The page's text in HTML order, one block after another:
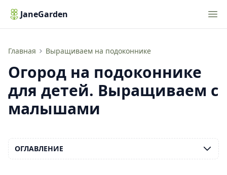
JaneGarden
Главная Выращиваем на подоконнике
Жизнь растений. Простые проекты выращивания с детьми
Огород на подоконнике
для детей. Выращиваем с
малышами
ОГЛАВЛЕНИЕ